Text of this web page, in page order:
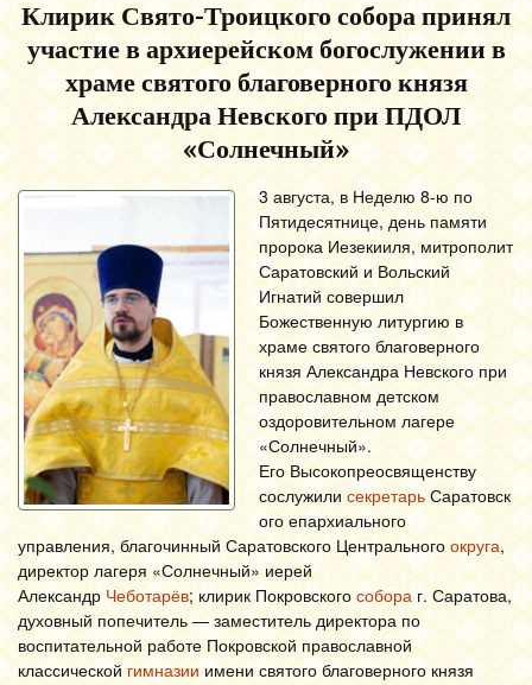
Клирик Свято-Троицкого собора принял
участие в архиерейском богослужении в
храме святого благоверного князя
Александра Невского при ПДОЛ
«Солнечный»
3 августа, в Неделю 8-ю по
Пятидесятнице, день памяти
пророка Иезекииля, митрополит
Саратовский и Вольский
Игнатий совершил
Божественную литургию в
храме святого благоверного
князя Александра Невского при
православном детском
оздоровительном лагере
«Солнечный».
Его Высокопреосвященству
сослужили секретарьСаратовск
ого епархиального
управления, благочинный Саратовского Центрального округа,
директор лагеря «Солнечный» иерей
Александр Чеботарёв; клирик Покровского собора г. Саратова,
духовный попечитель — заместитель директора по
воспитательной работе Покровской православной
классической гимназии имени святого благоверного князя